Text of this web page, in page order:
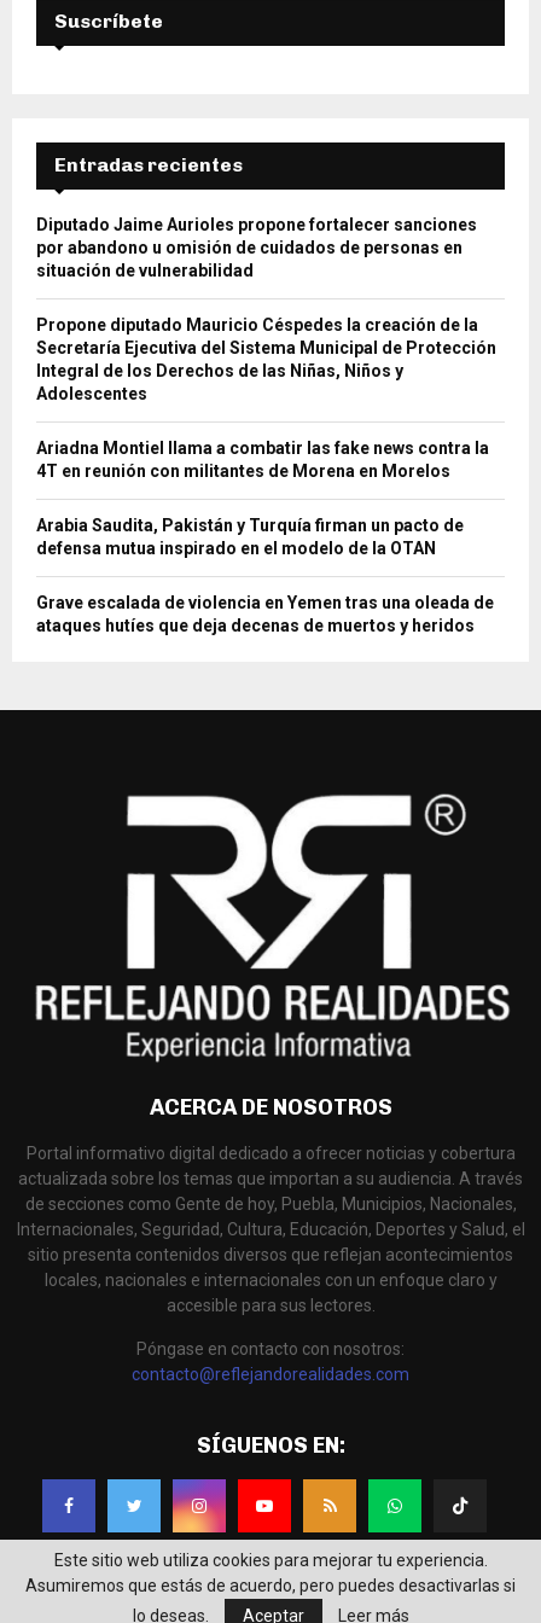
Suscríbete
Entradas recientes
Diputado Jaime Aurioles propone fortalecer sanciones
por abandono u omisión de cuidados de personas en
situación de vulnerabilidad
Propone diputado Mauricio Céspedes la creación de la
Secretaría Ejecutiva del Sistema Municipal de Protección
Integral de los Derechos de las Niñas, Niños y
Adolescentes
Ariadna Montiel llama a combatir las fake news contra la
4T en reunión con militantes de Morena en Morelos
Arabia Saudita, Pakistán y Turquía firman un pacto de
defensa mutua inspirado en el modelo de la OTAN
Grave escalada de violencia en Yemen tras una oleada de
ataques hutíes que deja decenas de muertos y heridos
ACERCA DE NOSOTROS
Portal informativo digital dedicado a ofrecer noticias y cobertura
actualizada sobre los temas que importan a su audiencia. A través
de secciones como Gente de hoy, Puebla, Municipios, Nacionales,
Internacionales, Seguridad, Cultura, Educación, Deportes y Salud, el
sitio presenta contenidos diversos que reflejan acontecimientos
locales, nacionales e internacionales con un enfoque claro y
accesible para sus lectores.
Póngase en contacto con nosotros:
contacto@reflejandorealidades.com
SÍGUENOS EN:
@2025 - Reflejando Realidades. Diseñado porIdeoLógika
Este sitio web utiliza cookies para mejorar tu experiencia.
Asumiremos que estás de acuerdo, pero puedes desactivarlas si
lo deseas.
Aceptar Leer más